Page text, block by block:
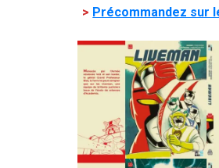
> Précommandez sur